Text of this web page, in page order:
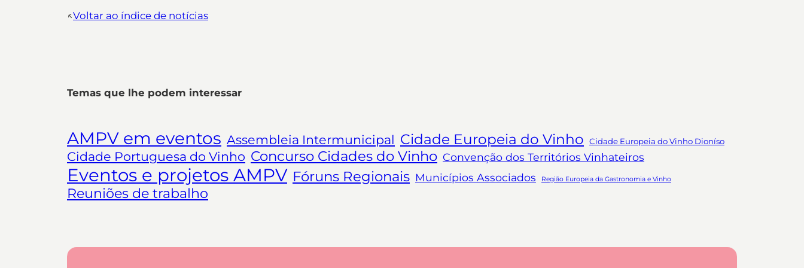
↖︎Voltar ao índice de notícias
Temas que lhe podem interessar
AMPV em eventos Assembleia Intermunicipal Cidade Europeia do Vinho Cidade Europeia do Vinho Dioníso
Cidade Portuguesa do Vinho Concurso Cidades do Vinho Convenção dos Territórios Vinhateiros
Eventos e projetos AMPV Fóruns Regionais Municípios Associados Região Europeia da Gastronomia e Vinho
Reuniões de trabalho